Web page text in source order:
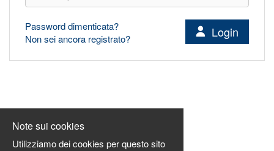
lavoro
il
Login
Login
Password dimenticata?
Non sei ancora registrato?
Note sui cookies
Utilizziamo dei cookies per questo sito